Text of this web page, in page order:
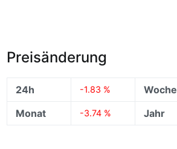
Preisänderung
24h -1.83 % Woche
Monat -3.74 % Jahr